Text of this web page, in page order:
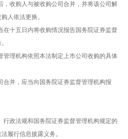
收购人与被收购公司合并，并将该公司解
人依法更换。
在十五日内将收购情况报告国务院证券监督
理机构依照本法制定上市公司收购的具体
合并，应当向国务院证券监督管理机构报
政法规和国务院证券监督管理机构规定的
履行信息披露义务。